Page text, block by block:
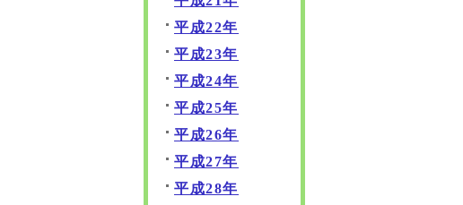
平成22年
平成23年
平成24年
平成25年
平成26年
平成27年
平成28年